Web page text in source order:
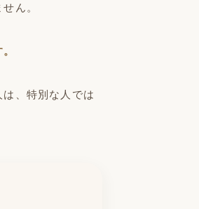
ん。
、特別な人では